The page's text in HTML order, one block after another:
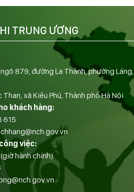
879, đường La Thành, phường Láng,
xã Kiều Phú, Thành phố Hà Nội
khách hàng:
615
việc:
(giờ hành chính)
TRUNG ƯƠNG